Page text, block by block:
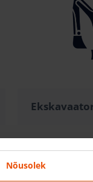
Nõusolek